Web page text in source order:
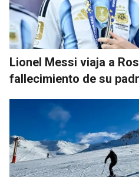
Lionel Messi viaja a
fallecimiento de su